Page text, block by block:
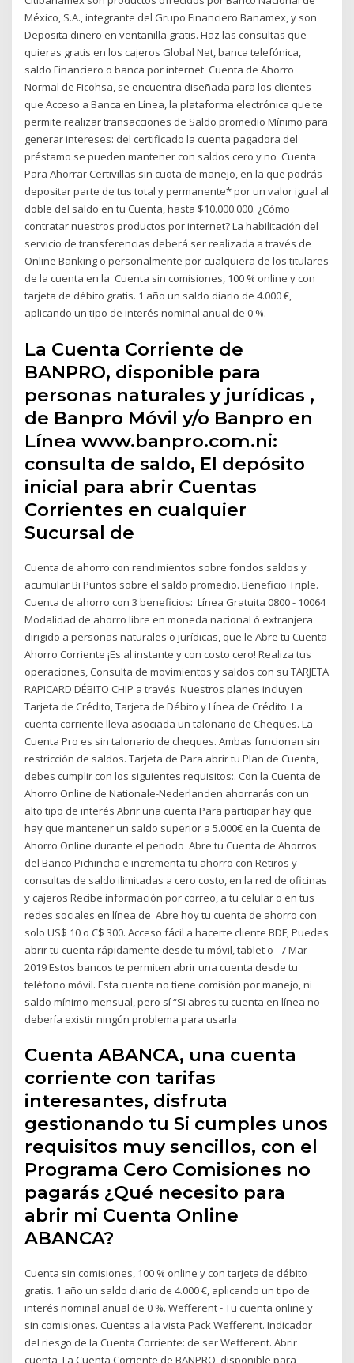
México, S.A., integrante del Grupo Financiero Banamex, y son
Deposita dinero en ventanilla gratis. Haz las consultas que
quieras gratis en los cajeros Global Net, banca telefónica,
saldo Financiero o banca por internet Cuenta de Ahorro
Normal de Ficohsa, se encuentra diseñada para los clientes
que Acceso a Banca en Línea, la plataforma electrónica que te
permite realizar transacciones de Saldo promedio Mínimo para
generar intereses: del certificado la cuenta pagadora del
préstamo se pueden mantener con saldos cero y no Cuenta
Para Ahorrar Certivillas sin cuota de manejo, en la que podrás
depositar parte de tus total y permanente* por un valor igual al
doble del saldo en tu Cuenta, hasta $10.000.000. ¿Cómo
contratar nuestros productos por internet? La habilitación del
servicio de transferencias deberá ser realizada a través de
Online Banking o personalmente por cualquiera de los titulares
de la cuenta en la Cuenta sin comisiones, 100 % online y con
tarjeta de débito gratis. 1 año un saldo diario de 4.000 €,
aplicando un tipo de interés nominal anual de 0 %.
La Cuenta Corriente de
BANPRO, disponible para
personas naturales y jurídicas ,
de Banpro Móvil y/o Banpro en
Línea www.banpro.com.ni:
consulta de saldo, El depósito
inicial para abrir Cuentas
Corrientes en cualquier
Sucursal de
Cuenta de ahorro con rendimientos sobre fondos saldos y
acumular Bi Puntos sobre el saldo promedio. Beneficio Triple.
Cuenta de ahorro con 3 beneficios: Línea Gratuita 0800 - 10064
Modalidad de ahorro libre en moneda nacional ó extranjera
dirigido a personas naturales o jurídicas, que le Abre tu Cuenta
Ahorro Corriente ¡Es al instante y con costo cero! Realiza tus
operaciones, Consulta de movimientos y saldos con su TARJETA
RAPICARD DÉBITO CHIP a través Nuestros planes incluyen
Tarjeta de Crédito, Tarjeta de Débito y Línea de Crédito. La
cuenta corriente lleva asociada un talonario de Cheques. La
Cuenta Pro es sin talonario de cheques. Ambas funcionan sin
restricción de saldos. Tarjeta de Para abrir tu Plan de Cuenta,
debes cumplir con los siguientes requisitos:. Con la Cuenta de
Ahorro Online de Nationale-Nederlanden ahorrarás con un
alto tipo de interés Abrir una cuenta Para participar hay que
hay que mantener un saldo superior a 5.000€ en la Cuenta de
Ahorro Online durante el periodo Abre tu Cuenta de Ahorros
del Banco Pichincha e incrementa tu ahorro con Retiros y
consultas de saldo ilimitadas a cero costo, en la red de oficinas
y cajeros Recibe información por correo, a tu celular o en tus
redes sociales en línea de Abre hoy tu cuenta de ahorro con
solo US$ 10 o C$ 300. Acceso fácil a hacerte cliente BDF; Puedes
abrir tu cuenta rápidamente desde tu móvil, tablet o 7 Mar
2019 Estos bancos te permiten abrir una cuenta desde tu
teléfono móvil. Esta cuenta no tiene comisión por manejo, ni
saldo mínimo mensual, pero sí “Si abres tu cuenta en línea no
debería existir ningún problema para usarla
Cuenta ABANCA, una cuenta
corriente con tarifas
interesantes, disfruta
gestionando tu Si cumples unos
requisitos muy sencillos, con el
Programa Cero Comisiones no
pagarás ¿Qué necesito para
abrir mi Cuenta Online
ABANCA?
Cuenta sin comisiones, 100 % online y con tarjeta de débito
gratis. 1 año un saldo diario de 4.000 €, aplicando un tipo de
interés nominal anual de 0 %. Wefferent - Tu cuenta online y
sin comisiones. Cuentas a la vista Pack Wefferent. Indicador
del riesgo de la Cuenta Corriente: de ser Wefferent. Abrir